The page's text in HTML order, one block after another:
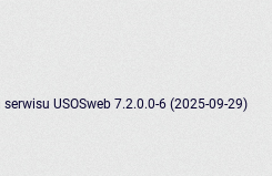
serwisu USOSweb 7.2.0.0-6 (2025-09-29)